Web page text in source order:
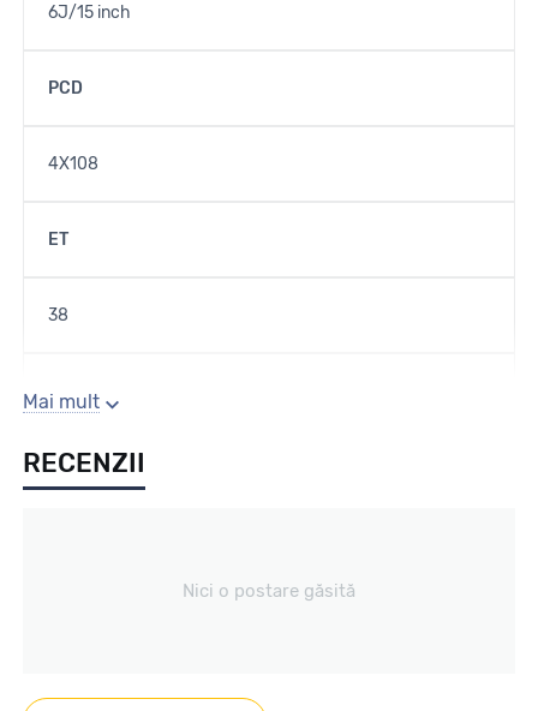
6J/15 inch
PCD
4X108
ET
38
Gaura centrala
63.3
Se poate cumpara doar la set de 4 buc! Kit montaj GRATUIT
Mai mult
RECENZII
Nici o postare găsită